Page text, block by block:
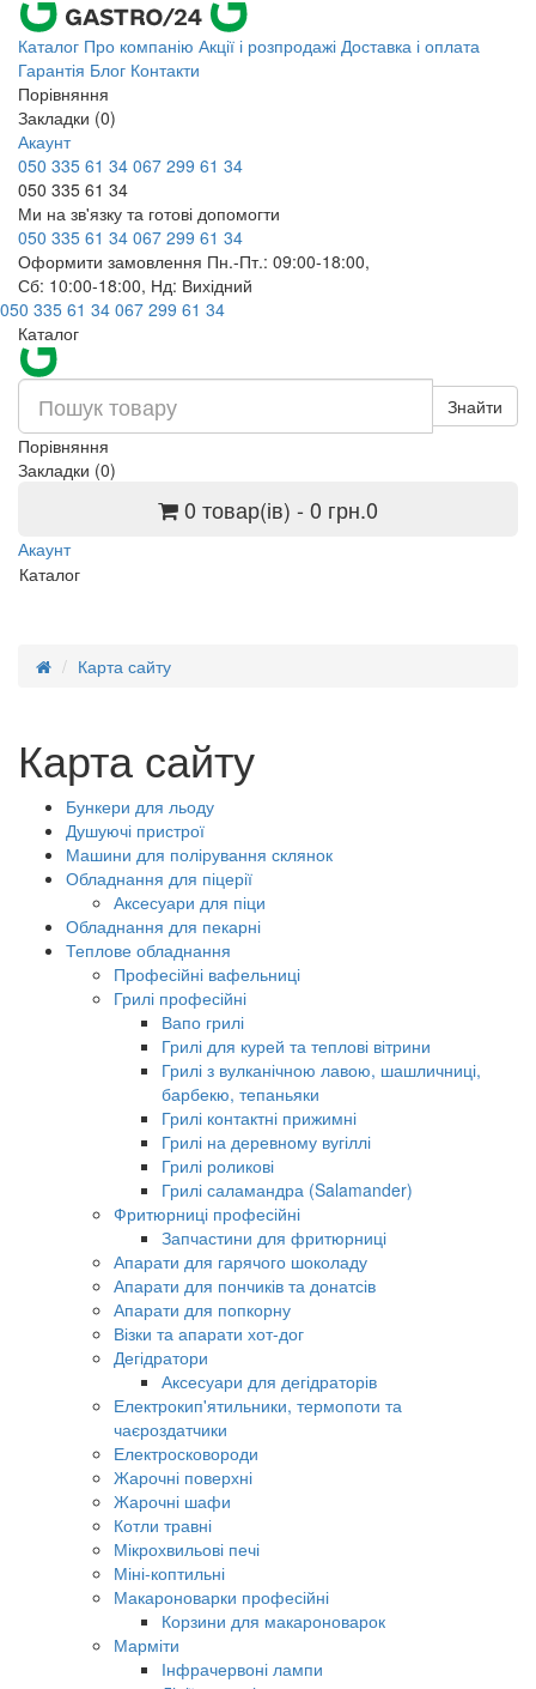
Каталог Про компанію Акції і розпродажі Доставка і оплата
Гарантія Блог Контакти
Порівняння
Закладки (0)
Акаунт
050 335 61 34 067 299 61 34
050 335 61 34
Ми на зв'язку та готові допомогти
050 335 61 34 067 299 61 34
Оформити замовлення Пн.-Пт.: 09:00-18:00,
Сб: 10:00-18:00, Нд: Вихідний
050 335 61 34 067 299 61 34
Каталог
Знайти
Порівняння
Закладки (0)
0 товар(ів) - 0 грн.0
Акаунт
Каталог
Карта сайту
Карта сайту
Бункери для льоду
Душуючі пристрої
Машини для полірування склянок
Обладнання для піцерії
Аксесуари для піци
Обладнання для пекарні
Теплове обладнання
Професійні вафельниці
Грилі професійні
Вапо грилі
Грилі для курей та теплові вітрини
Грилі з вулканічною лавою, шашличниці,
барбекю, тепаньяки
Грилі контактні прижимні
Грилі на деревному вугіллі
Грилі роликові
Грилі саламандра (Salamander)
Фритюрниці професійні
Запчастини для фритюрниці
Апарати для гарячого шоколаду
Апарати для пончиків та донатсів
Апарати для попкорну
Візки та апарати хот-дог
Дегідратори
Аксесуари для дегідраторів
Електрокип'ятильники, термопоти та
чаєроздатчики
Електросковороди
Жарочні поверхні
Жарочні шафи
Котли травні
Мікрохвильові печі
Міні-коптильні
Макароноварки професійні
Корзини для макароноварок
Марміти
Інфрачервоні лампи